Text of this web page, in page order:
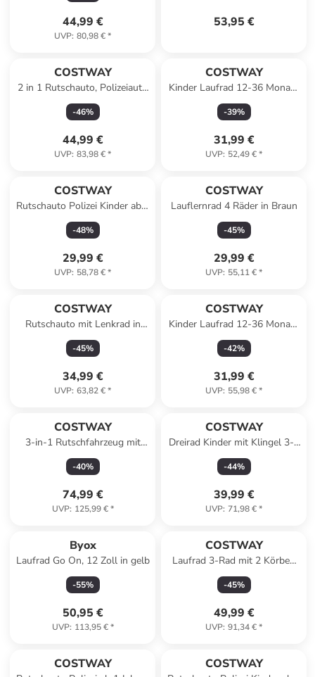
44,99 €
UVP: 80,98 €*
53,95 €
COSTWAY
2 in 1 Rutschauto, Polizeiauto
mit Lenkrad in Gelb
-46%
44,99 €
UVP: 83,98 €*
COSTWAY
Kinder Laufrad 12-36 Monate
in Grün
-39%
31,99 €
UVP: 52,49 €*
COSTWAY
Rutschauto Polizei Kinder ab 1
Jahr in Schwarz
-48%
29,99 €
UVP: 58,78 €*
COSTWAY
Lauflernrad 4 Räder in Braun
-45%
29,99 €
UVP: 55,11 €*
COSTWAY
Rutschauto mit Lenkrad in
Blau
-45%
34,99 €
UVP: 63,82 €*
COSTWAY
Kinder Laufrad 12-36 Monate
in Rosa
-42%
31,99 €
UVP: 55,98 €*
COSTWAY
3-in-1 Rutschfahrzeug mit
Schiebegriff in Weiß
-40%
74,99 €
UVP: 125,99 €*
COSTWAY
Dreirad Kinder mit Klingel 3-5
Jahre in Rosa
-44%
39,99 €
UVP: 71,98 €*
Byox
Laufrad Go On, 12 Zoll in gelb
-55%
50,95 €
UVP: 113,95 €*
COSTWAY
Laufrad 3-Rad mit 2 Körben
18 Monaten-5 Jahren in Blau
-45%
49,99 €
UVP: 91,34 €*
COSTWAY COSTWAY